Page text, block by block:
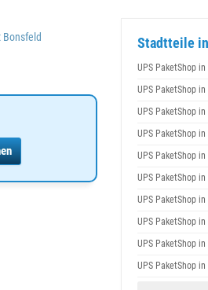
Bonsfeld Stadtteile
UPS PaketShop in
UPS PaketShop in
UPS PaketShop in
UPS PaketShop in
UPS PaketShop in
UPS PaketShop in
UPS PaketShop in
UPS PaketShop in
UPS PaketShop in
UPS PaketShop in